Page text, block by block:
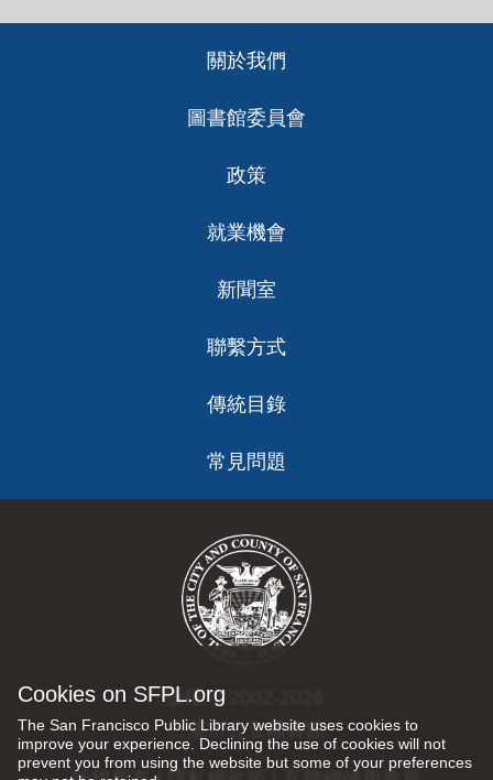
Cookies on SFPL.org
The San Francisco Public Library website uses cookies to
improve your experience. Declining the use of cookies will not
prevent you from using the website but some of your preferences
關於我們
圖書館委員會
政策
就業機會
新聞室
聯繫方式
傳統目錄
常見問題
版權 © 2002-2026
三藩市公立圖書館